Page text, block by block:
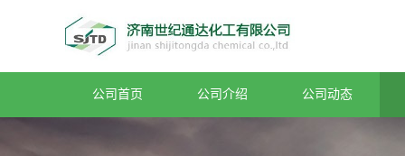
公司首页 公司介绍 公司动态